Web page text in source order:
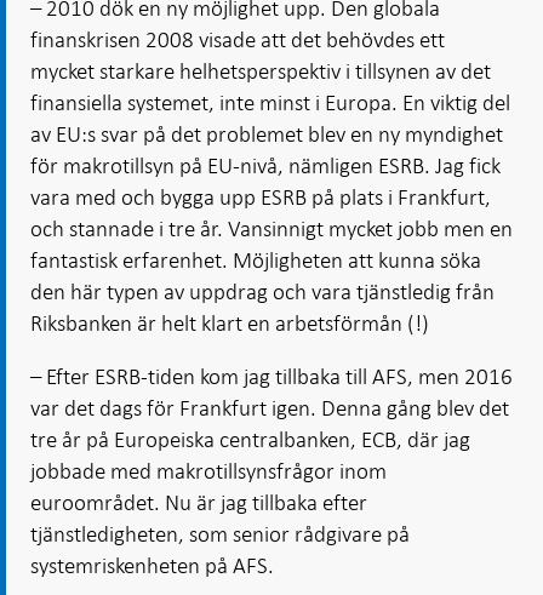
– 2010 dök en ny möjlighet upp. Den globala
finanskrisen 2008 visade att det behövdes ett
mycket starkare helhetsperspektiv i tillsynen av det
finansiella systemet, inte minst i Europa. En viktig del
av EU:s svar på det problemet blev en ny myndighet
för makrotillsyn på EU-nivå, nämligen ESRB. Jag fick
vara med och bygga upp ESRB på plats i Frankfurt,
och stannade i tre år. Vansinnigt mycket jobb men en
fantastisk erfarenhet. Möjligheten att kunna söka
den här typen av uppdrag och vara tjänstledig från
Riksbanken är helt klart en arbetsförmån (!)
– Efter ESRB-tiden kom jag tillbaka till AFS, men 2016
var det dags för Frankfurt igen. Denna gång blev det
tre år på Europeiska centralbanken, ECB, där jag
jobbade med makrotillsynsfrågor inom
euroområdet. Nu är jag tillbaka efter
tjänstledigheten, som senior rådgivare på
systemriskenheten på AFS.